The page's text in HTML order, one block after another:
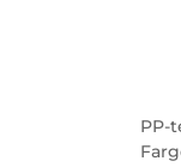
PP-